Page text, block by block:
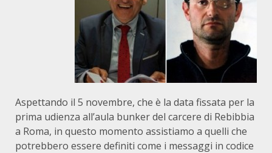
Aspettando il 5 novembre, che è la data fissata per la
prima udienza all’aula bunker del carcere di Rebibbia
a Roma, in questo momento assistiamo a quelli che
potrebbero essere definiti come i messaggi in codice